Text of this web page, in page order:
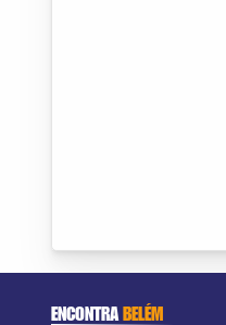
ENCONTRABELÉM